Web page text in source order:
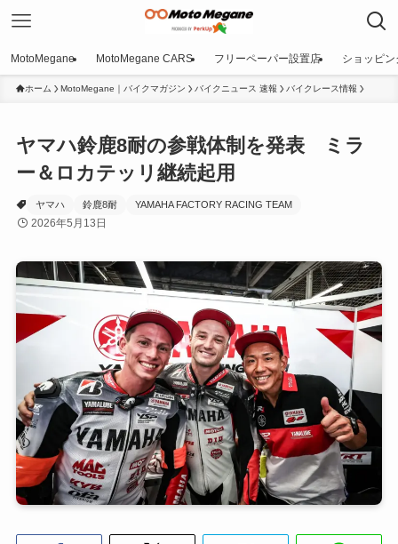
MotoMegane MotoMegane CARS フリーペーパー設置店 ショッピン
ホーム MotoMegane｜バイクマガジン バイクニュース 速報 バイクレース情報
ヤマハ鈴鹿8耐の参戦体制を発表 ミラ
ー＆ロカテッリ継続起用
ヤマハ 鈴鹿8耐 YAMAHA FACTORY RACING TEAM
2026年5月13日